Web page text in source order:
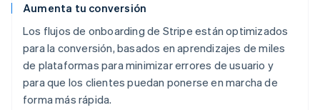
Aumenta tu conversión
Los flujos de onboarding de Stripe están optimizados
para la conversión, basados en aprendizajes de miles
de plataformas para minimizar errores de usuario y
para que los clientes puedan ponerse en marcha de
forma más rápida.